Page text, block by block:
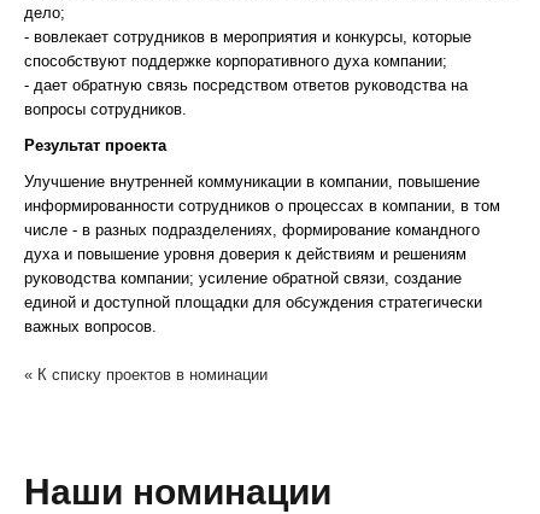
дело;
- вовлекает сотрудников в мероприятия и конкурсы, которые
способствуют поддержке корпоративного духа компании;
- дает обратную связь посредством ответов руководства на
вопросы сотрудников.
Результат проекта
Улучшение внутренней коммуникации в компании, повышение
информированности сотрудников о процессах в компании, в том
числе - в разных подразделениях, формирование командного
духа и повышение уровня доверия к действиям и решениям
руководства компании; усиление обратной связи, создание
единой и доступной площадки для обсуждения стратегически
важных вопросов.
« К списку проектов в номинации
Наши номинации